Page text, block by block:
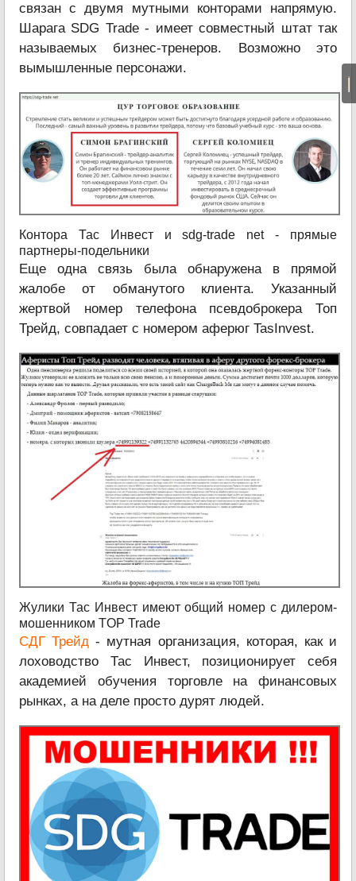
|
связан с двумя мутными конторами напрямую.
Шарага SDG Trade - имеет совместный штат так
называемых бизнес-тренеров. Возможно это
вымышленные персонажи.
Контора Тас Инвест и sdg-trade net - прямые
партнеры-подельники
Еще одна связь была обнаружена в прямой
жалобе от обманутого клиента. Указанный
жертвой номер телефона псевдоброкера Топ
Трейд, совпадает с номером аферюг TasInvest.
Жулики Тас Инвест имеют общий номер с дилером-
мошенником TOP Trade
СДГ Трейд - мутная организация, которая, как и
лоховодство Тас Инвест, позиционирует себя
академией обучения торговле на финансовых
рынках, а на деле просто дурят людей.